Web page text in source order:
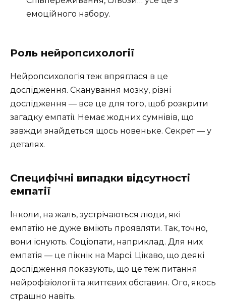
емоційного набору.
Роль нейропсихології
Нейропсихологія теж впряглася в це
дослідження. Сканування мозку, різні
дослідження — все це для того, щоб розкрити
загадку емпатії. Немає жодних сумнівів, що
завжди знайдеться щось новеньке. Секрет — у
деталях.
Специфічні випадки відсутності
емпатії
Інколи, на жаль, зустрічаються люди, які
емпатію не дуже вміють проявляти. Так, точно,
вони існують. Соціопати, наприклад. Для них
емпатія — це пікнік на Марсі. Цікаво, що деякі
дослідження показують, що це теж питання
нейрофізіології та життєвих обставин. Ого, якось
страшно навіть.